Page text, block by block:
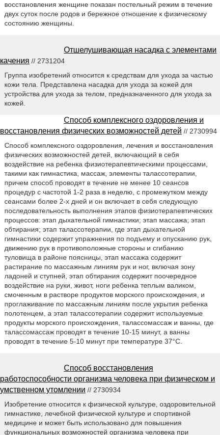
восстановления женщине показан постельный режим в течение
двух суток после родов и бережное отношение к физическому
состоянию женщины.
Отшелушивающая насадка с элементами
качения // 2731204
Группа изобретений относится к средствам для ухода за частью
кожи тела. Представлена насадка для ухода за кожей для
устройства для ухода за телом, предназначенного для ухода за
кожей.
Способ комплексного оздоровления и
восстановления физических возможностей детей // 2730994
Способ комплексного оздоровления, лечения и восстановления
физических возможностей детей, включающий в себя
воздействие на ребенка физиотерапевтическими процессами,
такими как гимнастика, массаж, элементы талассотерапии,
причем способ проводят в течение не менее 10 сеансов
процедур с частотой 1-2 раза в неделю, с промежутком между
сеансами более 2-х дней и он включает в себя следующую
последовательность выполнения этапов физиотерапевтических
процессов: этап дыхательной гимнастики; этап массажа; этап
обтирания; этап талассотерапии, где этап дыхательной
гимнастики содержит упражнения по подъему и опусканию рук,
движению рук в противоположные стороны и сгибанию
туловища в районе поясницы, этап массажа содержит
растирание по массажным линиям рук и ног, включая зону
ладоней и ступней, этап обтирания содержит поочередное
воздействие на руки, живот, ноги ребенка теплым валиком,
смоченным в растворе продуктов морского происхождения, и
проглаживание по массажным линиям после укрытия ребенка
полотенцем, а этап талассотерапии содержит используемые
продукты морского происхождения, талассомассаж и ванны, где
талассомассаж проводят в течение 10-15 минут, а ванны
проводят в течение 5-10 минут при температуре 37°С.
Способ восстановления
работоспособности организма человека при физическом и
умственном утомлении // 2730934
Изобретение относится к физической культуре, оздоровительной
гимнастике, лечебной физической культуре и спортивной
медицине и может быть использовано для повышения
функциональных возможностей организма человека при